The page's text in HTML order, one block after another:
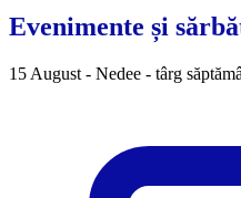
Evenimente și
15 August - Nedee - târg